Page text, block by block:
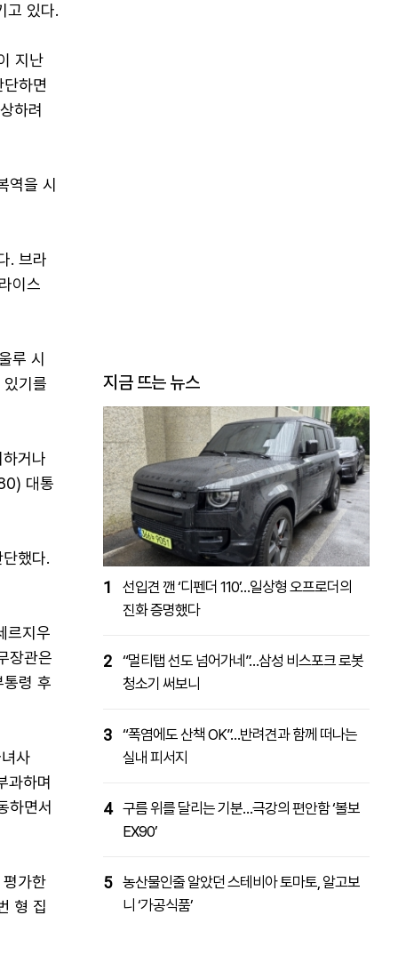
고 있다.
지난
하면
하려
역을 시
. 브라
이스
루 시
기를
거나
대통
했다.
르지우
장관은
령 후
사
과하며
하면서
가한
형 집
지금 뜨는 뉴스
1
선입견 깬 ‘디펜더 110’…일상형 오프로더의
진화 증명했다
2 “멀티탭 선도 넘어가네”…삼성 비스포크 로봇
청소기 써보니
3 “폭염에도 산책 OK”…반려견과 함께 떠나는
실내 피서지
4 구름 위를 달리는 기분…극강의 편안함 ‘볼보
EX90’
5 농산물인줄 알았던 스테비아 토마토, 알고보
니 ‘가공식품’